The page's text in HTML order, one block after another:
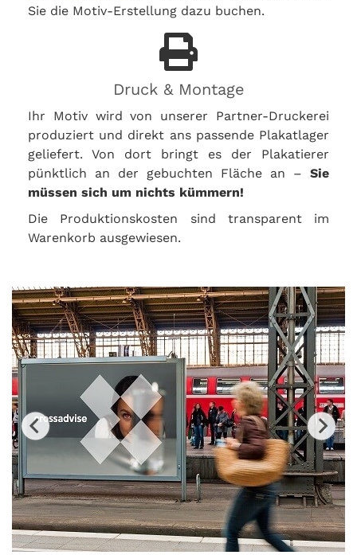
Sie die Motiv-Erstellung dazu buchen.
Druck & Montage
Ihr Motiv wird von unserer Partner-Druckerei
produziert und direkt ans passende Plakatlager
geliefert. Von dort bringt es der Plakatierer
pünktlich an der gebuchten Fläche an – Sie
müssen sich um nichts kümmern!
Die Produktionskosten sind transparent im
Warenkorb ausgewiesen.